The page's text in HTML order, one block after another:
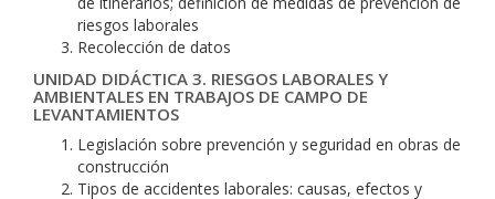
riesgos laborales
Recolección de datos
UNIDAD DIDÁCTICA 3. RIESGOS LABORALES Y
AMBIENTALES EN TRABAJOS DE CAMPO DE
LEVANTAMIENTOS
Legislación sobre prevención y seguridad en obras de
construcción
Tipos de accidentes laborales: causas, efectos y